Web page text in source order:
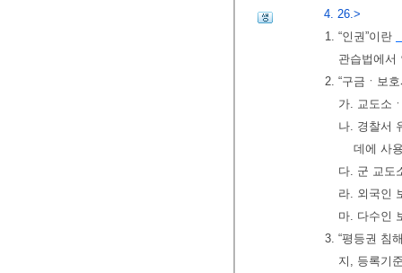
4. 26.>
1. “인권”이란
관습법에서
2. “구금ㆍ보
가. 교도소
나. 경찰서
데에 사
다. 군 교도
라. 외국인
마. 다수인
3. “평등권 침
지, 등록기